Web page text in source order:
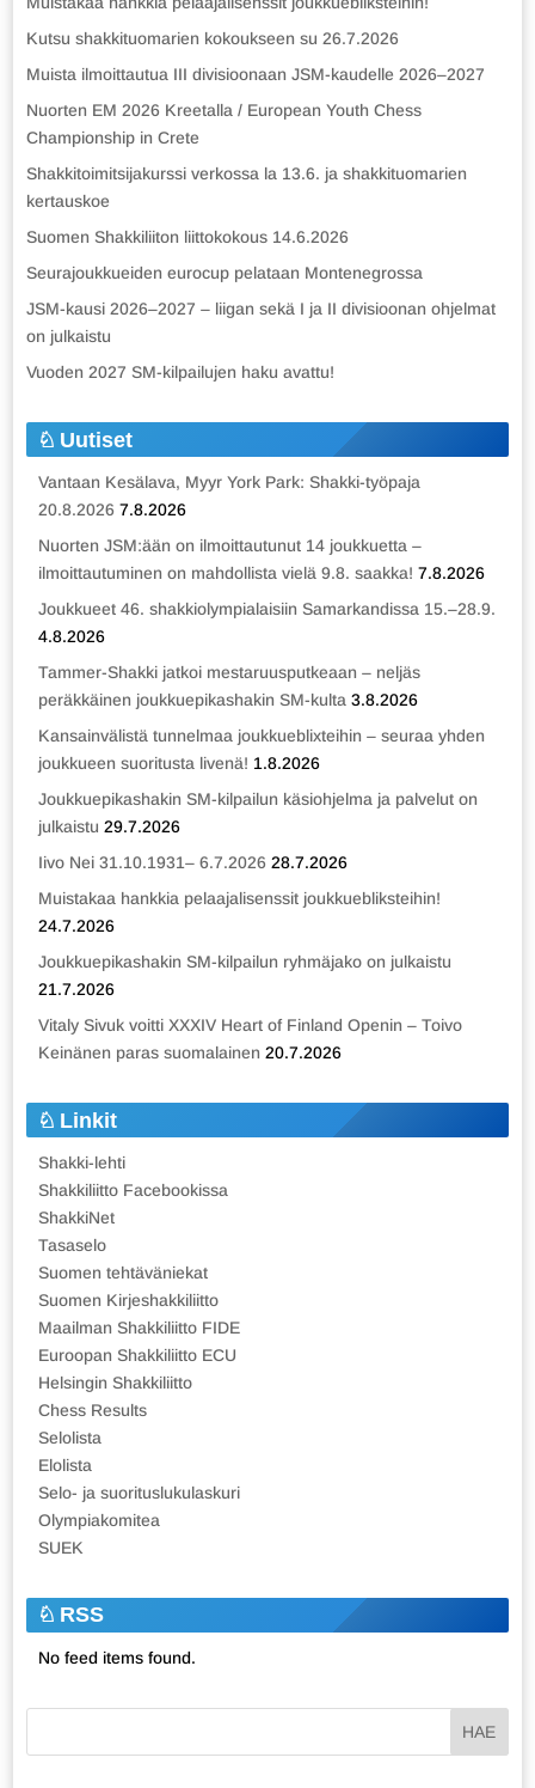
Kutsu shakkituomarien kokoukseen su 26.7.2026
Muista ilmoittautua III divisioonaan JSM-kaudelle 2026–2027
Nuorten EM 2026 Kreetalla / European Youth Chess
Championship in Crete
Shakkitoimitsijakurssi verkossa la 13.6. ja shakkituomarien
kertauskoe
Suomen Shakkiliiton liittokokous 14.6.2026
Seurajoukkueiden eurocup pelataan Montenegrossa
JSM-kausi 2026–2027 – liigan sekä I ja II divisioonan ohjelmat
on julkaistu
Vuoden 2027 SM-kilpailujen haku avattu!
Uutiset
Vantaan Kesälava, Myyr York Park: Shakki-työpaja
20.8.2026 7.8.2026
Nuorten JSM:ään on ilmoittautunut 14 joukkuetta –
ilmoittautuminen on mahdollista vielä 9.8. saakka! 7.8.2026
Joukkueet 46. shakkiolympialaisiin Samarkandissa 15.–28.9.
4.8.2026
Tammer-Shakki jatkoi mestaruusputkeaan – neljäs
peräkkäinen joukkuepikashakin SM-kulta 3.8.2026
Kansainvälistä tunnelmaa joukkueblixteihin – seuraa yhden
joukkueen suoritusta livenä! 1.8.2026
Joukkuepikashakin SM-kilpailun käsiohjelma ja palvelut on
julkaistu 29.7.2026
Iivo Nei 31.10.1931– 6.7.2026 28.7.2026
Muistakaa hankkia pelaajalisenssit joukkuebliksteihin!
24.7.2026
Joukkuepikashakin SM-kilpailun ryhmäjako on julkaistu
21.7.2026
Vitaly Sivuk voitti XXXIV Heart of Finland Openin – Toivo
Keinänen paras suomalainen 20.7.2026
Linkit
Shakki-lehti
Shakkiliitto Facebookissa
ShakkiNet
Tasaselo
Suomen tehtäväniekat
Suomen Kirjeshakkiliitto
Maailman Shakkiliitto FIDE
Euroopan Shakkiliitto ECU
Helsingin Shakkiliitto
Chess Results
Selolista
Elolista
Selo- ja suorituslukulaskuri
Olympiakomitea
SUEK
RSS
No feed items found.